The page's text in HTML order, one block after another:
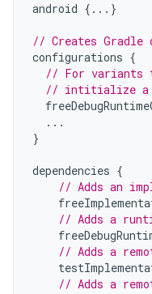
android {...}
// Creates Gradle
configurations {
// For variants
// intitialize a
...
}
dependencies {
// Adds an
// Adds a
// Adds a
// Adds a